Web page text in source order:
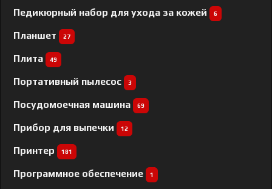
Педикюрный набор для ухода за кожей 6
Планшет 27
Плита 49
Портативный пылесос 3
Посудомоечная машина 69
Прибор для выпечки 12
Принтер 181
Программное обеспечение 1